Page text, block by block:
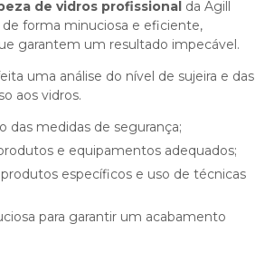
de vidros profissional da Agill
de forma minuciosa e eficiente,
garantem um resultado impecável.
uma análise do nível de sujeira e das
aos vidros.
das medidas de segurança;
produtos e equipamentos adequados;